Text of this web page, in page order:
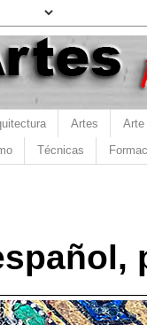
Artes Arte
Técnicas